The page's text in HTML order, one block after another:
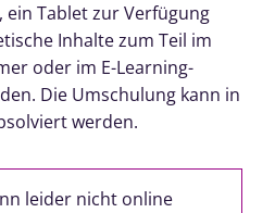
Tablet zur Verfügung
Inhalte zum Teil im
oder im E-Learning-
Die Umschulung kann in
werden.
leider nicht online